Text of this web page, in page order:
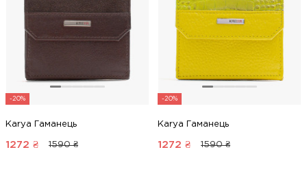
-20%
Karya Гаманець
1272 ₴ 1590 ₴
-20%
Karya Гаманець
1272 ₴ 1590 ₴